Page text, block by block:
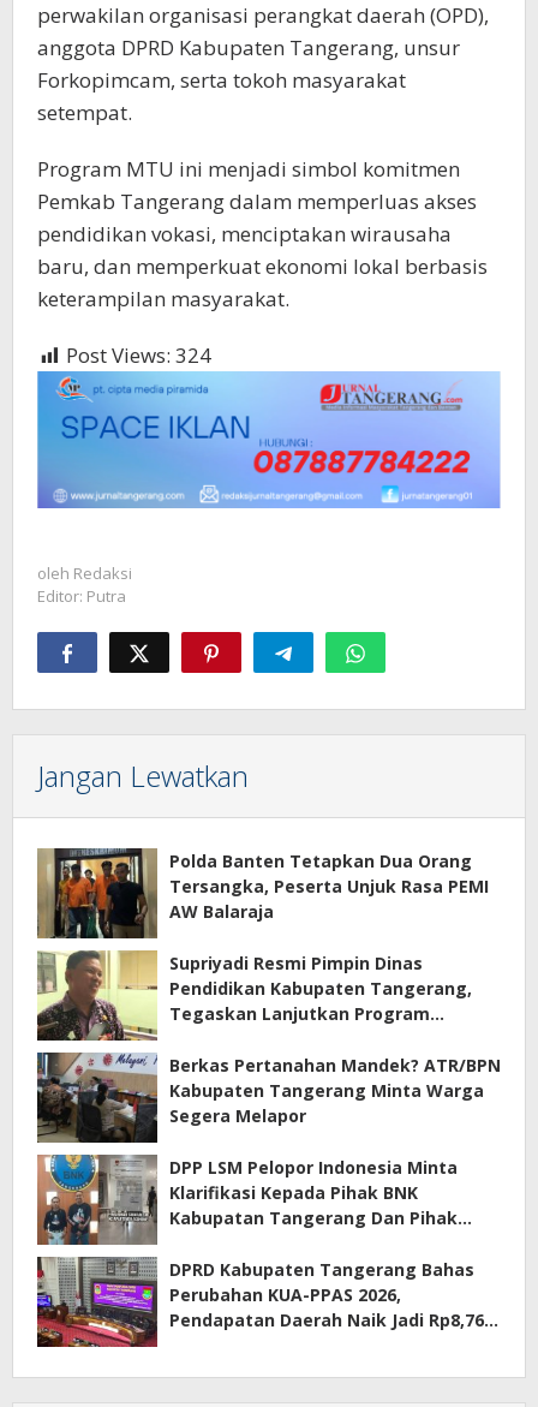
perwakilan organisasi perangkat daerah (OPD),
anggota DPRD Kabupaten Tangerang, unsur
Forkopimcam, serta tokoh masyarakat
setempat.
Program MTU ini menjadi simbol komitmen
Pemkab Tangerang dalam memperluas akses
pendidikan vokasi, menciptakan wirausaha
baru, dan memperkuat ekonomi lokal berbasis
keterampilan masyarakat.
Post Views: 324
oleh Redaksi
Editor: Putra
Jangan Lewatkan
Polda Banten Tetapkan Dua Orang
Tersangka, Peserta Unjuk Rasa PEMI
AW Balaraja
Supriyadi Resmi Pimpin Dinas
Pendidikan Kabupaten Tangerang,
Tegaskan Lanjutkan Program
Berkas Pertanahan Mandek? ATR/BPN
Kabupaten Tangerang Minta Warga
Segera Melapor
DPP LSM Pelopor Indonesia Minta
Klarifikasi Kepada Pihak BNK
Kabupatan Tangerang Dan Pihak
Terkait Sewa Kamar Per Jam
DPRD Kabupaten Tangerang Bahas
Perubahan KUA-PPAS 2026,
Pendapatan Daerah Naik Jadi Rp8,76